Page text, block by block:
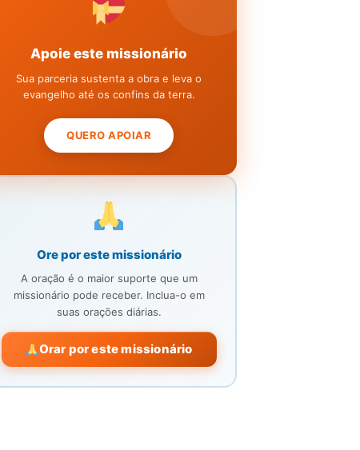
Apoie este missionário
Sua parceria sustenta a obra e leva o
evangelho até os confins da terra.
QUERO APOIAR
Ore por este missionário
A oração é o maior suporte que um
missionário pode receber. Inclua-o em
suas orações diárias.
Orar por este missionário